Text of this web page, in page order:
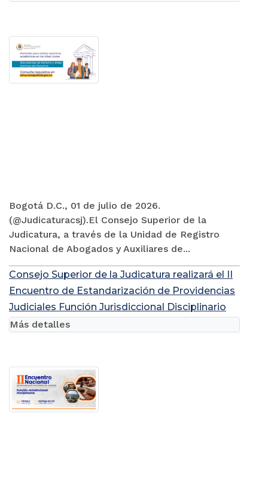
Bogotá D.C., 01 de julio de 2026.
(@Judicaturacsj).El Consejo Superior de la
Judicatura, a través de la Unidad de Registro
Nacional de Abogados y Auxiliares de...
Consejo Superior de la Judicatura realizará el II
Encuentro de Estandarización de Providencias
Judiciales Función Jurisdiccional Disciplinario
Más detalles